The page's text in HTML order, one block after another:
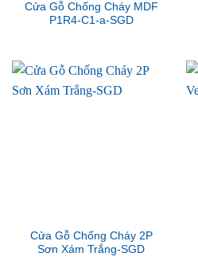
Cửa Gỗ Chống Cháy MDF
P1R4-C1-a-SGD
Cửa Gỗ Chống Cháy 2P
Sơn Xám Trắng-SGD